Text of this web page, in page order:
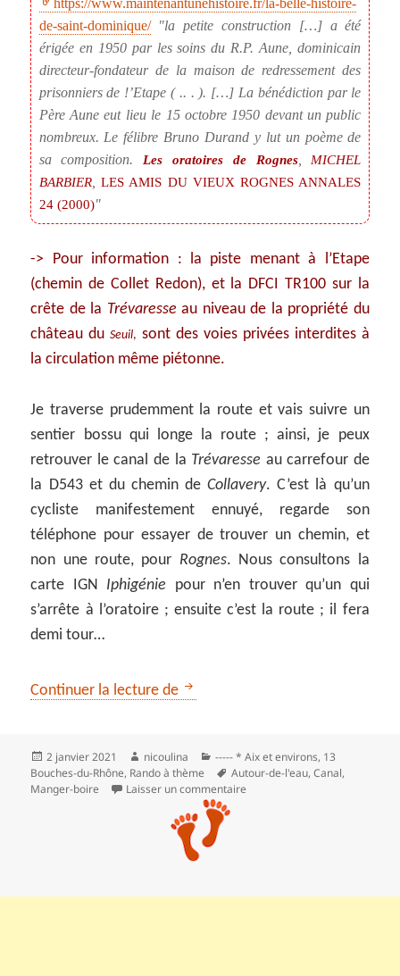
https://www.maintenantunehistoire.fr/la-belle-histoire-
de-saint-dominique/
la petite construction […] a été
érigée en 1950 par les soins du R.P. Aune, dominicain
directeur-fondateur de la maison de redressement des
prisonniers de !’Etape ( .. . ). […] La bénédiction par le
Père Aune eut lieu le 15 octobre 1950 devant un public
nombreux. Le félibre Bruno Durand y lut un poème de
sa composition.Les oratoires de Rognes,MICHEL
BARBIER, LES AMIS DU VIEUX ROGNES ANNALES
24 (2000)
-> Pour information : la piste menant à l’Etape
(chemin de Collet Redon), et la DFCI TR100 sur la
crête de la Trévaresse au niveau de la propriété du
château duSeuil, sont des voies privées interdites à
la circulation même piétonne.
Je traverse prudemment la route et vais suivre un
sentier bossu qui longe la route ; ainsi, je peux
retrouver le canal de la Trévaresse au carrefour de
la D543 et du chemin deCollavery. C’est là qu’un
cycliste manifestement ennuyé, regarde son
téléphone pour essayer de trouver un chemin, et
non une route, pour Rognes. Nous consultons la
carte IGN Iphigénie pour n’en trouver qu’un qui
s’arrête à l’oratoire ; ensuite c’est la route ; il fera
demi tour…
Continuer la lecture de Sur les traces de l’ancien canal
Publié
le
2 janvier 2021 Auteur
nicoulina Catégories
----- * Aix et environs, 13
Bouches-du-Rhône, Rando à thème Mots-
clés
Autour-de-l'eau,Canal,
Manger-boire
Laisser un commentaire